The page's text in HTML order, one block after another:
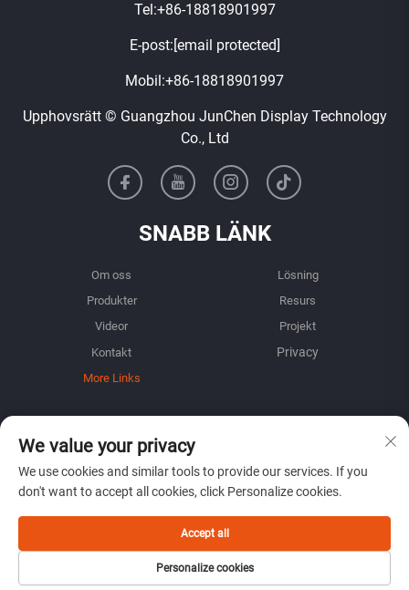
Tel:+86-18818901997
E-post: [email protected]
Mobil:+86-18818901997
Upphovsrätt © Guangzhou JunChen Display Technology
Co., Ltd
SNABB LÄNK
Om oss
Lösning
Produkter
Resurs
Videor
Projekt
Kontakt
More Links
Registrera dig för att få vårt veckovisa nyhetsbrev
ÖVERLÄMNA
We value your privacy
We use cookies and similar tools to provide our services. If you
don't want to accept all cookies, click Personalize cookies.
Personalize cookies
Accept all